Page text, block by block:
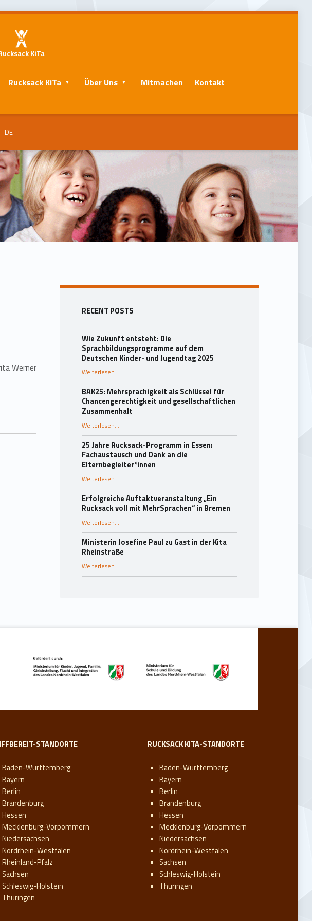
KiTa
Rucksack KiTa Über Uns Mitmachen Kontakt
DE
Werner
Seitenleiste
RECENT POSTS
Wie Zukunft entsteht: Die
Sprachbildungsprogramme auf dem
Deutschen Kinder- und Jugendtag 2025
Weiterlesen“Wie Zukunft entsteht: Die Sprachbildungsprogramme auf dem Deutschen Kinder- und Jugendtag 2025”
…
BAK25: Mehrsprachigkeit als Schlüssel für
Chancengerechtigkeit und gesellschaftlichen
Zusammenhalt
Weiterlesen“BAK25: Mehrsprachigkeit als Schlüssel für Chancengerechtigkeit und gesellschaftlichen Zusammenhalt”
…
25 Jahre Rucksack-Programm in Essen:
Fachaustausch und Dank an die
Elternbegleiter*innen
Weiterlesen“25 Jahre Rucksack-Programm in Essen: Fachaustausch und Dank an die Elternbegleiter*innen”
…
Erfolgreiche Auftaktveranstaltung „Ein
Rucksack voll mit MehrSprachen“ in Bremen
Weiterlesen“Erfolgreiche Auftaktveranstaltung „Ein Rucksack voll mit MehrSprachen“ in Bremen”
…
Ministerin Josefine Paul zu Gast in der Kita
Rheinstraße
Weiterlesen“Ministerin Josefine Paul zu Gast in der Kita Rheinstraße”
…
STANDORTE
Baden-Württemberg
Bayern
Berlin
Brandenburg
Hessen
Mecklenburg-Vorpommern
Niedersachsen
Nordrhein-Westfalen
Rheinland-Pfalz
Sachsen
Schleswig-Holstein
Thüringen
RUCKSACK KITA-STANDORTE
Baden-Württemberg
Bayern
Berlin
Brandenburg
Hessen
Mecklenburg-Vorpommern
Niedersachsen
Nordrhein-Westfalen
Sachsen
Schleswig-Holstein
Thüringen